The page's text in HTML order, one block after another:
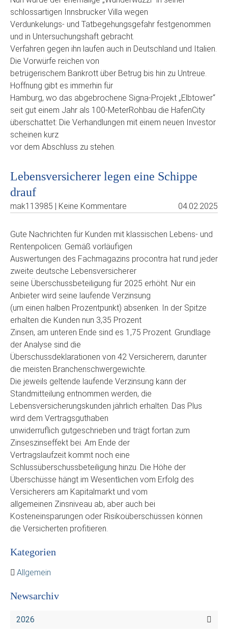
schlossartigen Innsbrucker Villa wegen
Verdunkelungs- und Tatbegehungsgefahr festgenommen
und in Untersuchungshaft gebracht.
Verfahren gegen ihn laufen auch in Deutschland und Italien.
Die Vorwürfe reichen von
betrügerischem Bankrott über Betrug bis hin zu Untreue.
Hoffnung gibt es immerhin für
Hamburg, wo das abgebrochene Signa-Projekt „Elbtower“
seit gut einem Jahr als 100-MeterRohbau die HafenCity
überschattet: Die Verhandlungen mit einem neuen Investor
scheinen kurz
vor dem Abschluss zu stehen.
Lebensversicherer legen eine Schippe
drauf
mak113985 | Keine Kommentare 04.02.2025
Gute Nachrichten für Kunden mit klassischen Lebens- und
Rentenpolicen: Gemäß vorläufigen
Auswertungen des Fachmagazins procontra hat rund jeder
zweite deutsche Lebensversicherer
seine Überschussbeteiligung für 2025 erhöht. Nur ein
Anbieter wird seine laufende Verzinsung
(um einen halben Prozentpunkt) absenken. In der Spitze
erhalten die Kunden nun 3,35 Prozent
Zinsen, am unteren Ende sind es 1,75 Prozent. Grundlage
der Analyse sind die
Überschussdeklarationen von 42 Versicherern, darunter
die meisten Branchenschwergewichte.
Die jeweils geltende laufende Verzinsung kann der
Standmitteilung entnommen werden, die
Lebensversicherungskunden jährlich erhalten. Das Plus
wird dem Vertragsguthaben
unwiderruflich gutgeschrieben und trägt fortan zum
Zinseszinseffekt bei. Am Ende der
Vertragslaufzeit kommt noch eine
Schlussüberschussbeteiligung hinzu. Die Höhe der
Überschüsse hängt im Wesentlichen vom Erfolg des
Versicherers am Kapitalmarkt und vom
allgemeinen Zinsniveau ab, aber auch bei
Kosteneinsparungen oder Risikoüberschüssen können
die Versicherten profitieren.
Kategorien
Allgemein
Newsarchiv
2026